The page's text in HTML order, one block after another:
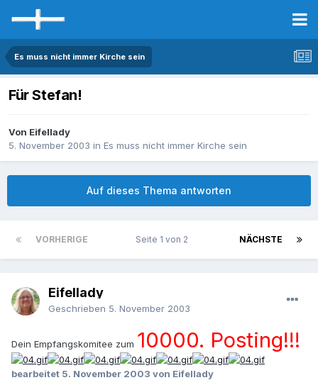
Es muss nicht immer Kirche sein
Für Stefan!
Von Eifellady
5. November 2003 in Es muss nicht immer Kirche sein
Auf dieses Thema antworten
VORHERIGE NÄCHSTE
Seite 1 von 2
Eifellady
Geschrieben 5. November 2003
Dein Empfangskomitee zum 10000. Posting!!!
bearbeitet 5. November 2003 von Eifellady